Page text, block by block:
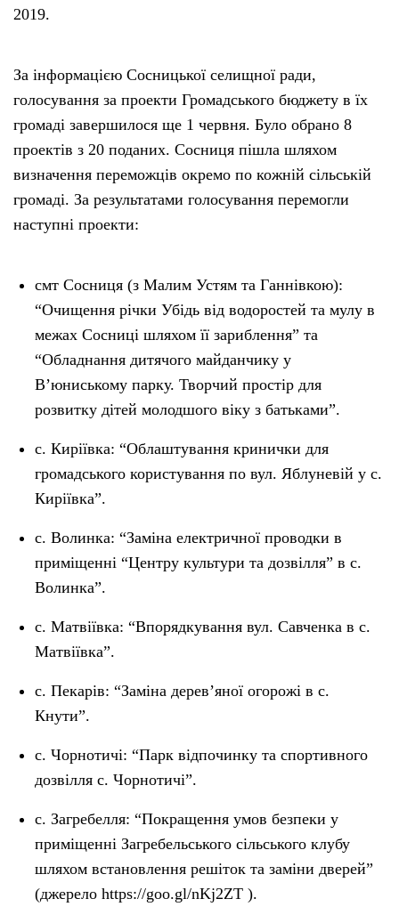
2019.
За інформацією Сосницької селищної ради,
голосування за проекти Громадського бюджету в їх
громаді завершилося ще 1 червня. Було обрано 8
проектів з 20 поданих. Сосниця пішла шляхом
визначення переможців окремо по кожній сільській
громаді. За результатами голосування перемогли
наступні проекти:
смт Сосниця (з Малим Устям та Ганнівкою):
“Очищення річки Убідь від водоростей та мулу в
межах Сосниці шляхом її зариблення” та
“Обладнання дитячого майданчику у
В’юниському парку. Творчий простір для
розвитку дітей молодшого віку з батьками”.
с. Киріївка: “Облаштування кринички для
громадського користування по вул. Яблуневій у с.
Киріївка”.
с. Волинка: “Заміна електричної проводки в
приміщенні “Центру культури та дозвілля” в с.
Волинка”.
с. Матвіївка: “Впорядкування вул. Савченка в с.
Матвіївка”.
с. Пекарів: “Заміна дерев’яної огорожі в с.
Кнути”.
с. Чорнотичі: “Парк відпочинку та спортивного
дозвілля с. Чорнотичі”.
с. Загребелля: “Покращення умов безпеки у
приміщенні Загребельського сільського клубу
шляхом встановлення решіток та заміни дверей”
(джерело https://goo.gl/nKj2ZT ).